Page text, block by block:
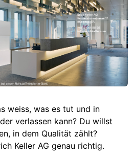
weiss, was es tut und in
verlassen kann? Du willst
in dem Qualität zählt?
Keller AG genau richtig.